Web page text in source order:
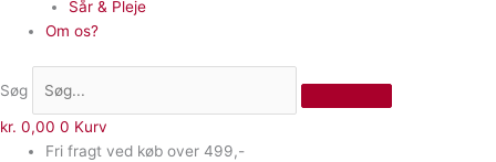
Sår & Pleje
Om os?
Søg
kr. 0,00 0 Kurv
Fri fragt ved køb over 499,-